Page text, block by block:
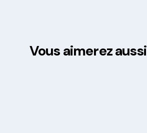
Vous aimerez aussi